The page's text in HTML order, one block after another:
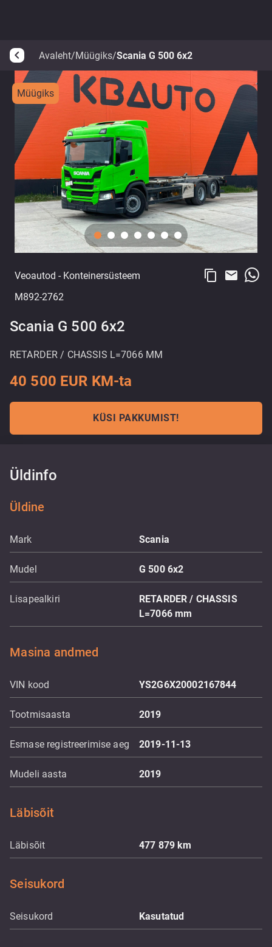
arrow_back_ios Avaleht/Müügiks/Scania G 500 6x2
Müügiks
Veoautod - Konteinersüsteem
M892-2762
content_copy email
Scania G 500 6x2
RETARDER / CHASSIS L=7066 MM
40 500 EUR KM-ta
KÜSI PAKKUMIST!
Üldinfo
Üldine
Mark Scania
Mudel G 500 6x2
Lisapealkiri
RETARDER / CHASSIS
L=7066 mm
Masina andmed
VIN kood YS2G6X20002167844
Tootmisaasta 2019
Esmase registreerimise aeg 2019-11-13
Mudeli aasta 2019
Läbisõit
Läbisõit 477 879km
Seisukord
Seisukord Kasutatud